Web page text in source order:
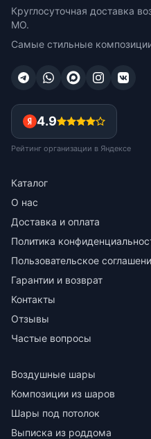
Круглосуточная доставка
МО.
Самые стильные
4.9
Рейтинг организации в Яндексе
Каталог
О нас
Доставка и оплата
Политика
Пользовательское
Гарантии и возврат
Контакты
Отзывы
Частые вопросы
Воздушные шары
Композиции из шаров
Шары под потолок
Выписка из роддома